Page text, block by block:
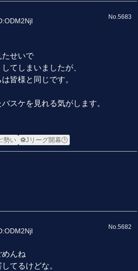
No.5683
たせいで
てしまいましたが、
皆様と同じです。
スケを見れる気がします。
勢い ⚽Jリーグ開幕🕒
No.5682
んね
てるけどな。